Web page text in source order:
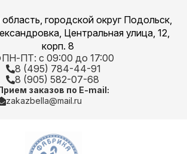
городской округ Подольск,
Центральная улица, 12,
корп. 8
ПН-ПТ: с 09:00 до 17:00
8 (495) 784-44-91
8 (905) 582-07-68
заказов по E-mail:
zakazbella@mail.ru